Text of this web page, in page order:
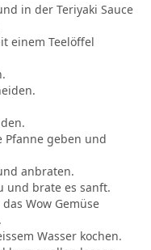
in der Teriyaki Sauce
einem Teelöffel
Pfanne geben und
anbraten.
und brate es sanft.
Wow Gemüse
Wasser kochen.